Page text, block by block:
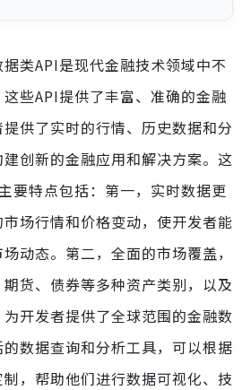
类API是现代金融技术领域中不
些API提供了丰富、准确的金融
供了实时的行情、历史数据和分
创新的金融应用和解决方案。这
要特点包括：第一，实时数据更
场行情和价格变动，使开发者能
动态。第二，全面的市场覆盖，
货、债券等多种资产类别，以及
开发者提供了全球范围的金融数
数据查询和分析工具，可以根据
，帮助他们进行数据可视化、技